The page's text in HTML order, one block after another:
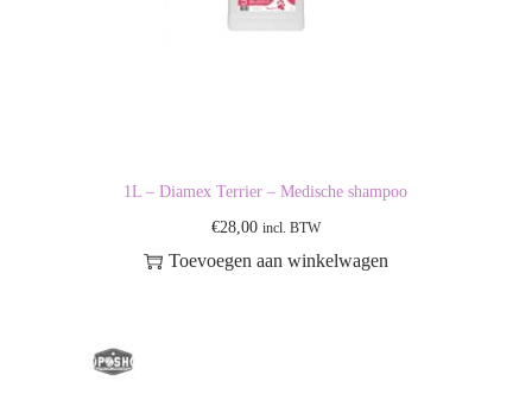
1L – Diamex Terrier – Medische shampoo
€28,00 incl. BTW
Toevoegen aan winkelwagen